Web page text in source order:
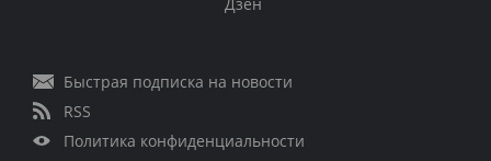
Быстрая подписка на новости
RSS
Политика конфиденциальности